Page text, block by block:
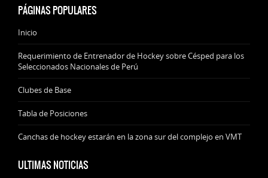
PÁGINAS POPULARES
Inicio
Requerimiento de Entrenador de Hockey sobre Césped para los
Seleccionados Nacionales de Perú
Clubes de Base
Tabla de Posiciones
Canchas de hockey estarán en la zona sur del complejo en VMT
ULTIMAS NOTICIAS